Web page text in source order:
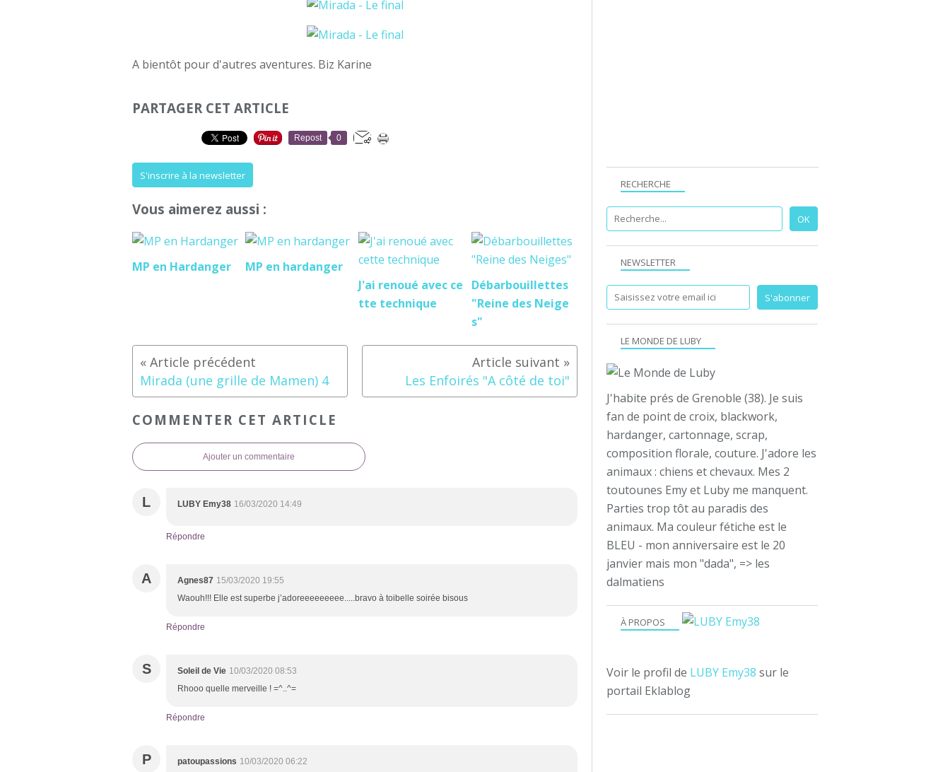
A bientôt pour d'autres aventures. Biz Karine
PARTAGER CET ARTICLE
Repost 0
S'inscrire à la newsletter
Vous aimerez aussi :
MP en Hardanger
MP en hardanger
J'ai renoué avec ce
tte technique
Débarbouillettes
"Reine des Neige
s"
Mirada (une grille de Mamen) 4 Les Enfoirés "A côté de toi"
COMMENTER CET ARTICLE
Ajouter un commentaire
L LUBY Emy38 16/03/2020 14:49
Répondre
A Agnes87 15/03/2020 19:55
Waouh!!! Elle est superbe j’adoreeeeeeeee.....bravo à toibelle soirée bisous
Répondre
S Soleil de Vie 10/03/2020 08:53
Rhooo quelle merveille ! =^..^=
Répondre
P patoupassions 10/03/2020 06:22
NEWSLETTER
RECHERCHE
LE MONDE DE LUBY
J'habite prés de Grenoble (38). Je suis
fan de point de croix, blackwork,
hardanger, cartonnage, scrap,
composition florale, couture. J'adore les
animaux : chiens et chevaux. Mes 2
toutounes Emy et Luby me manquent.
Parties trop tôt au paradis des
animaux. Ma couleur fétiche est le
BLEU - mon anniversaire est le 20
janvier mais mon "dada", => les
dalmatiens
À PROPOS
Voir le profil de LUBY Emy38 sur le
portail Eklablog